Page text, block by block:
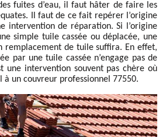
fuites d’eau, il faut hâter de faire les
Il faut de ce fait repérer l’origine
intervention de réparation. Si l’origine
simple tuile cassée ou déplacée, une
remplacement de tuile suffira. En effet,
par une tuile cassée n’engage pas de
une intervention souvent pas chère où
à un couvreur professionnel 77550.